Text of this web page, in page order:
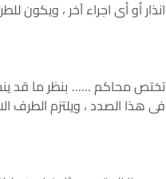
انذار أو أى اجراء آخر ، ويكون
تختص محاكم …… بنظر ما قد
فى هذا الصدد ، ويلتزم الطرف